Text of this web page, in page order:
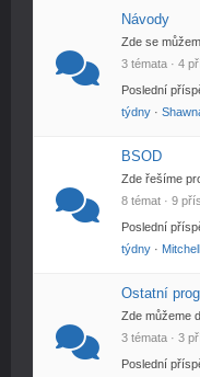
Návody
Zde se
3 témata · 4
Poslední
týdny ·
BSOD
Zde řešíme
8 témat · 9
Poslední
týdny ·
Ostatní
Zde můžeme
3 témata · 3
Poslední